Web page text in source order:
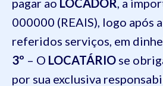
pagar ao LOCADOR, a
000000 (REAIS), logo após
referidos serviços, em
3º – O LOCATÁRIO se
por sua exclusiva